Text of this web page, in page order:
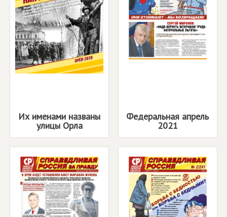
Их именами названы
улицы Орла
Федеральная апрель
2021